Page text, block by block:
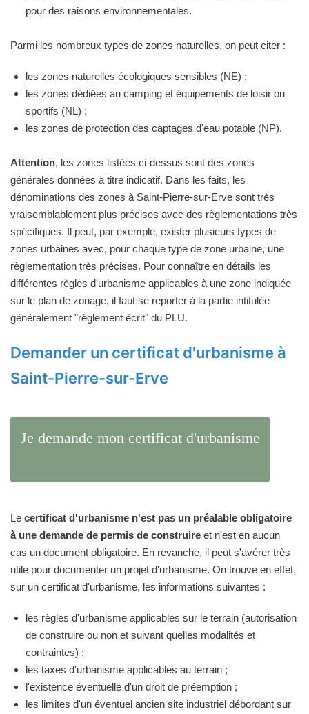
pour des raisons environnementales.
Parmi les nombreux types de zones naturelles, on peut citer :
les zones naturelles écologiques sensibles (NE) ;
les zones dédiées au camping et équipements de loisir ou
sportifs (NL) ;
les zones de protection des captages d'eau potable (NP).
Attention, les zones listées ci-dessus sont des zones
générales données à titre indicatif. Dans les faits, les
dénominations des zones à Saint-Pierre-sur-Erve sont très
vraisemblablement plus précises avec des règlementations très
spécifiques. Il peut, par exemple, exister plusieurs types de
zones urbaines avec, pour chaque type de zone urbaine, une
règlementation très précises. Pour connaître en détails les
différentes règles d'urbanisme applicables à une zone indiquée
sur le plan de zonage, il faut se reporter à la partie intitulée
généralement "règlement écrit" du PLU.
Demander un certificat d'urbanisme à
Saint-Pierre-sur-Erve
Je demande mon certificat d'urbanisme
Le certificat d'urbanisme n'est pas un préalable obligatoire
à une demande de permis de construire et n'est en aucun
cas un document obligatoire. En revanche, il peut s'avérer très
utile pour documenter un projet d'urbanisme. On trouve en effet,
sur un certificat d'urbanisme, les informations suivantes :
les règles d'urbanisme applicables sur le terrain (autorisation
de construire ou non et suivant quelles modalités et
contraintes) ;
les taxes d'urbanisme applicables au terrain ;
l'existence éventuelle d'un droit de préemption ;
les limites d'un éventuel ancien site industriel débordant sur